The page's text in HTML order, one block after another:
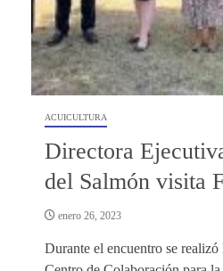
ACUICULTURA
Directora
del Salmón visita
enero 26, 2023
Durante el encuentro se realizó